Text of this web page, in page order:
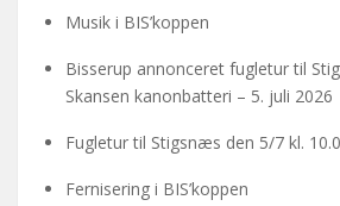
Musik i BIS’koppen
Bisserup annonceret fugletur til
Skansen kanonbatteri – 5. juli 2026
Fugletur til Stigsnæs den 5/7 kl.
Fernisering i BIS’koppen